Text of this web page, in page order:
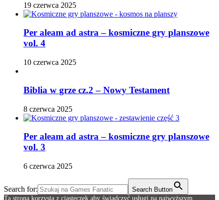
19 czerwca 2025
Per aleam ad astra – kosmiczne gry planszowe
vol. 4
10 czerwca 2025
Biblia w grze cz.2 – Nowy Testament
8 czerwca 2025
Per aleam ad astra – kosmiczne gry planszowe
vol. 3
6 czerwca 2025
Search for:
Search Button
Ta strona korzysta z ciasteczek aby świadczyć usługi na najwyższym